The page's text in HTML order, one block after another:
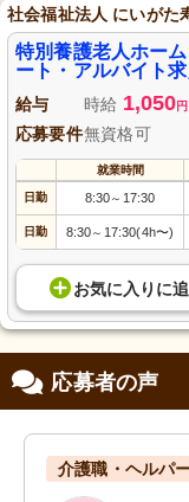
社会福祉法人 にいがた
特別養護老人ホー
ート・アルバイト求
給与 時給 1,050円
応募要件無資格可
就業時間
日勤 8:30～ 17:30
日勤 8:30～ 17:30(4h〜)
お気に入り に
応募者の声
介護職・ヘルパ